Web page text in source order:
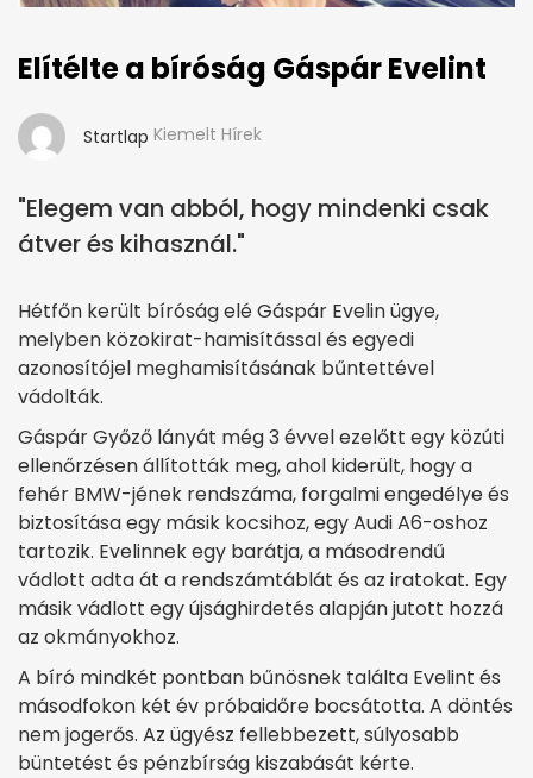
Elítélte a bíróság Gáspár Evelint
Startlap Kiemelt Hírek
"Elegem van abból, hogy mindenki csak
átver és kihasznál."
Hétfőn került bíróság elé Gáspár Evelin ügye,
melyben közokirat-hamisítással és egyedi
azonosítójel meghamisításának bűntettével
vádolták.
Gáspár Győző lányát még 3 évvel ezelőtt egy közúti
ellenőrzésen állították meg, ahol kiderült, hogy a
fehér BMW-jének rendszáma, forgalmi engedélye és
biztosítása egy másik kocsihoz, egy Audi A6-oshoz
tartozik. Evelinnek egy barátja, a másodrendű
vádlott adta át a rendszámtáblát és az iratokat. Egy
másik vádlott egy újsághirdetés alapján jutott hozzá
az okmányokhoz.
A bíró mindkét pontban bűnösnek találta Evelint és
másodfokon két év próbaidőre bocsátotta. A döntés
nem jogerős. Az ügyész fellebbezett, súlyosabb
büntetést és pénzbírság kiszabását kérte.